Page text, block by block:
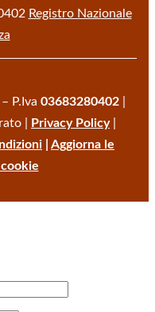
Registro Nazionale
– P.Iva 03683280402
|
Privacy Policy|
Aggiorna le